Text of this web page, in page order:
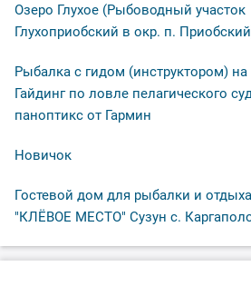
Озеро Глухое (Рыбоводный участок
Глухоприобский в окр. п.
Рыбалка с гидом (инструктором)
Гайдинг по ловле пелагического
паноптикс от Гармин
Новичок
Гостевой дом для рыбалки и отдыха
"КЛЁВОЕ МЕСТО" Сузун с.